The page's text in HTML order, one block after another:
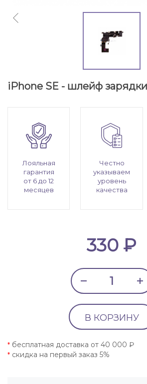
iPhone SE - шлейф
Лояльная
гарантия
от 6 до 12
месяцев
Честно
указываем
уровень
качества
330 ₽
В КОРЗИНУ
* бесплатная доставка от 40 000 ₽
* скидка на первый заказ 5%